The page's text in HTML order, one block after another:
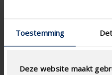
Toestemming
Deze website maakt